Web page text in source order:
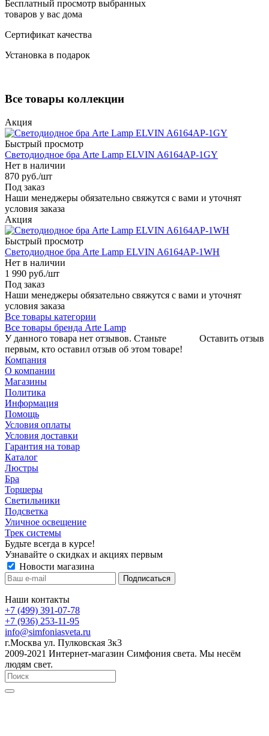
Бесплатный просмотр выбранных
товаров у вас дома
Сертификат качества
Установка в подарок
Все товары коллекции
Акция
Быстрый просмотр
Светодиодное бра Arte Lamp ELVIN A6164AP-1GY
Нет в наличии
870 руб./шт
Под заказ
Наши менеджеры обязательно свяжутся с вами и уточнят
условия заказа
Акция
Быстрый просмотр
Светодиодное бра Arte Lamp ELVIN A6164AP-1WH
Нет в наличии
1 990 руб./шт
Под заказ
Наши менеджеры обязательно свяжутся с вами и уточнят
условия заказа
Все товары категории
Все товары бренда Arte Lamp
Оставить отзыв
У данного товара нет отзывов. Станьте
первым, кто оставил отзыв об этом товаре!
Компания
О компании
Магазины
Политика
Информация
Помощь
Условия оплаты
Условия доставки
Гарантия на товар
Каталог
Люстры
Бра
Торшеры
Светильники
Подсветка
Уличное освещение
Трек системы
Будьте всегда в курсе!
Узнавайте о скидках и акциях первым
Новости магазина
Наши контакты
+7 (499) 391-07-78
+7 (936) 253-11-95
info@simfoniasveta.ru
г.Москва ул. Пулковская 3к3
2009-2021 Интернет-магазин Симфония света. Мы несём
людям свет.